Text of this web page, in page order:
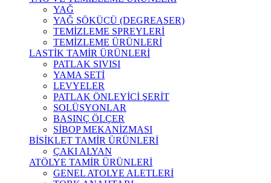
YAĞ
YAĞ SÖKÜCÜ (DEGREASER)
TEMİZLEME SPREYLERİ
TEMİZLEME ÜRÜNLERİ
LASTİK TAMİR ÜRÜNLERİ
PATLAK SIVISI
YAMA SETİ
LEVYELER
PATLAK ÖNLEYİCİ ŞERİT
SOLÜSYONLAR
BASINÇ ÖLÇER
SİBOP MEKANİZMASI
BİSİKLET TAMİR ÜRÜNLERİ
ÇAKI ALYAN
ATÖLYE TAMİR ÜRÜNLERİ
GENEL ATOLYE ALETLERİ